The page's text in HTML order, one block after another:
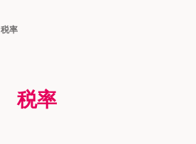
税率
税率